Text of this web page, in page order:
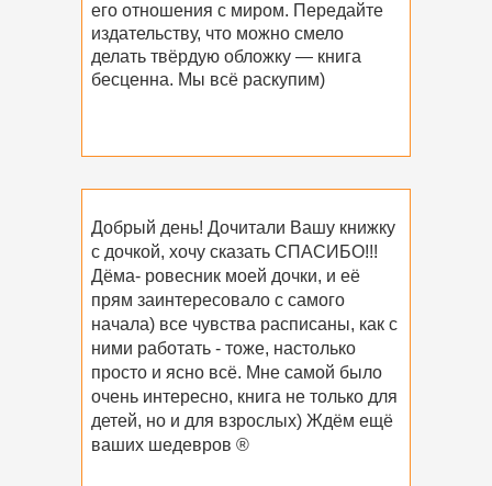
его отношения с миром. Передайте
издательству, что можно смело
делать твёрдую обложку — книга
бесценна. Мы всё раскупим)
Добрый день! Дочитали Вашу книжку
с дочкой, хочу сказать СПАСИБО!!!
Дёма- ровесник моей дочки, и её
прям заинтересовало с самого
начала) все чувства расписаны, как с
ними работать - тоже, настолько
просто и ясно всё. Мне самой было
очень интересно, книга не только для
детей, но и для взрослых) Ждём ещё
ваших шедевров ®